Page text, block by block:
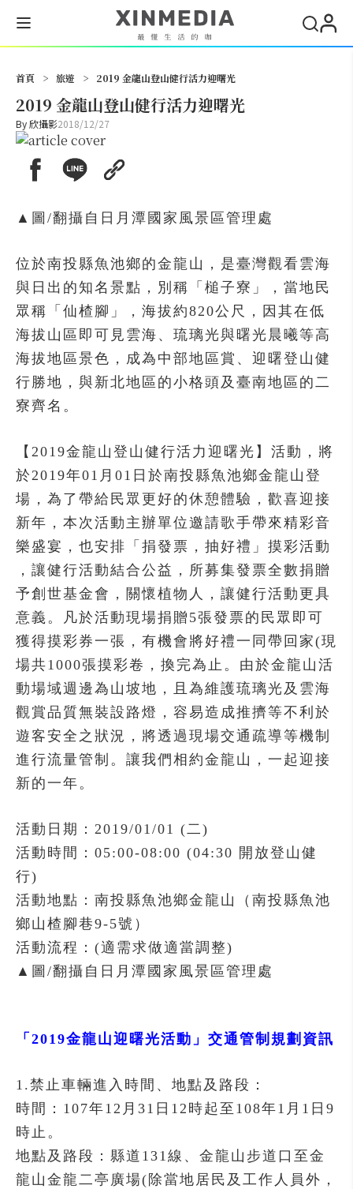
首頁 > 旅遊 > 2019 金龍山登山健行活力迎曙光
2019 金龍山登山健行活力迎曙光
By欣攝影2018/12/27
▲圖/翻攝自日月潭國家風景區管理處
位於南投縣魚池鄉的金龍山，是臺灣觀看雲海
與日出的知名景點，別稱「槌子寮」，當地民
眾稱「仙楂腳」，海拔約820公尺，因其在低
海拔山區即可見雲海、琉璃光與曙光晨曦等高
海拔地區景色，成為中部地區賞、迎曙登山健
行勝地，與新北地區的小格頭及臺南地區的二
寮齊名。
【2019金龍山登山健行活力迎曙光】活動，將
於2019年01月01日於南投縣魚池鄉金龍山登
場，為了帶給民眾更好的休憩體驗，歡喜迎接
新年，本次活動主辦單位邀請歌手帶來精彩音
樂盛宴，也安排「捐發票，抽好禮」摸彩活動
，讓健行活動結合公益，所募集發票全數捐贈
予創世基金會，關懷植物人，讓健行活動更具
意義。凡於活動現場捐贈5張發票的民眾即可
獲得摸彩券一張，有機會將好禮一同帶回家(現
場共1000張摸彩卷，換完為止。由於金龍山活
動場域週邊為山坡地，且為維護琉璃光及雲海
觀賞品質無裝設路燈，容易造成推擠等不利於
遊客安全之狀況，將透過現場交通疏導等機制
進行流量管制。讓我們相約金龍山，一起迎接
新的一年。
活動日期：2019/01/01 (二)
活動時間：05:00-08:00 (04:30 開放登山健
行)
活動地點：南投縣魚池鄉金龍山（南投縣魚池
鄉山楂腳巷9-5號）
活動流程：(適需求做適當調整)
▲圖/翻攝自日月潭國家風景區管理處
「2019金龍山迎曙光活動」交通管制規劃資訊
1.禁止車輛進入時間、地點及路段：
時間：107年12月31日12時起至108年1月1日9
時止。
地點及路段：縣道131線、金龍山步道口至金
龍山金龍二亭廣場(除當地居民及工作人員外，